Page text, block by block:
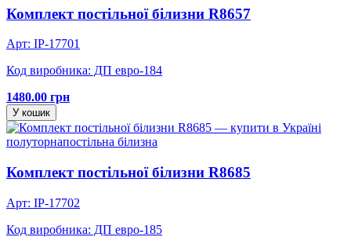
Комплект постільної білизни R8657
Арт: IP-17701
Код виробника: ДП евро-184
1480.00 грн
У кошик
полуторнапостільна білизна
Комплект постільної білизни R8685
Арт: IP-17702
Код виробника: ДП евро-185